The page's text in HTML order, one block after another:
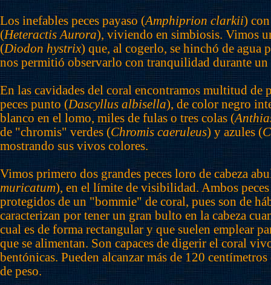
Los inefables peces payaso (Amphiprion clarkii) con
(Heteractis Aurora), viviendo en simbiosis. Vimos
(Diodon hystrix) que, al cogerlo, se hinchó de agua
nos permitió observarlo con tranquilidad durante un
En las cavidades del coral encontramos multitud de
peces punto (Dascyllus albisella), de color negro
blanco en el lomo, miles de fulas o tres colas (
de "chromis" verdes (Chromis caeruleus) y azules (
mostrando sus vivos colores.
Vimos primero dos grandes peces loro de cabeza
muricatum), en el límite de visibilidad. Ambos peces
protegidos de un "bommie" de coral, pues son de
caracterizan por tener un gran bulto en la cabeza
cual es de forma rectangular y que suelen emplear
que se alimentan. Son capaces de digerir el coral
bentónicas. Pueden alcanzar más de 120
de peso.